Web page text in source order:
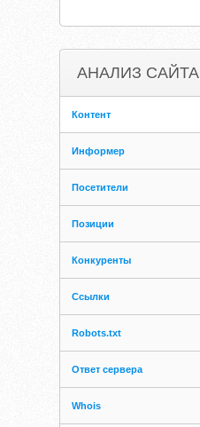
АНАЛИЗ САЙТА
Контент
Информер
Посетители
Позиции
Конкуренты
Ссылки
Robots.txt
Ответ сервера
Whois